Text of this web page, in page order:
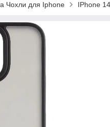
Чохли для Iphone IPhone